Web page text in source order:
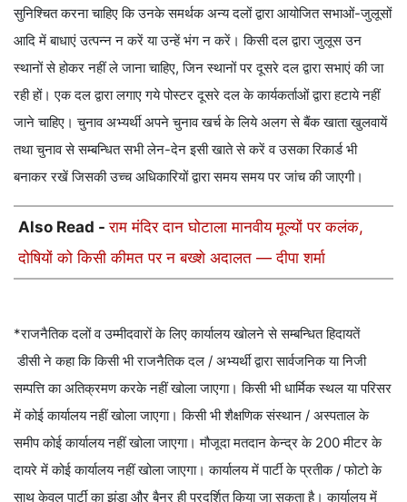
सुनिश्चित करना चाहिए कि उनके समर्थक अन्य दलों द्वारा आयोजित सभाओं-जुलूसों
आदि में बाधाएं उत्पन्न न करें या उन्हें भंग न करें। किसी दल द्वारा जुलूस उन
स्थानों से होकर नहीं ले जाना चाहिए, जिन स्थानों पर दूसरे दल द्वारा सभाएं की जा
रही हों। एक दल द्वारा लगाए गये पोस्टर दूसरे दल के कार्यकर्ताओं द्वारा हटाये नहीं
जाने चाहिए। चुनाव अभ्यर्थी अपने चुनाव खर्च के लिये अलग से बैंक खाता खुलवायें
तथा चुनाव से सम्बन्धित सभी लेन-देन इसी खाते से करें व उसका रिकार्ड भी
बनाकर रखें जिसकी उच्च अधिकारियों द्वारा समय समय पर जांच की जाएगी।
Also Read -राम मंदिर दान घोटाला मानवीय मूल्यों पर कलंक,
दोषियों को किसी कीमत पर न बख्शे अदालत — दीपा शर्मा
*राजनैतिक दलों व उम्मीदवारों के लिए कार्यालय खोलने से सम्बन्धित हिदायतें
डीसी ने कहा कि किसी भी राजनैतिक दल / अभ्यर्थी द्वारा सार्वजनिक या निजी
सम्पत्ति का अतिक्रमण करके नहीं खोला जाएगा। किसी भी धार्मिक स्थल या परिसर
में कोई कार्यालय नहीं खोला जाएगा। किसी भी शैक्षणिक संस्थान / अस्पताल के
समीप कोई कार्यालय नहीं खोला जाएगा। मौजूदा मतदान केन्द्र के 200 मीटर के
दायरे में कोई कार्यालय नहीं खोला जाएगा। कार्यालय में पार्टी के प्रतीक / फोटो के
साथ केवल पार्टी का झंडा और बैनर ही प्रदर्शित किया जा सकता है। कार्यालय में